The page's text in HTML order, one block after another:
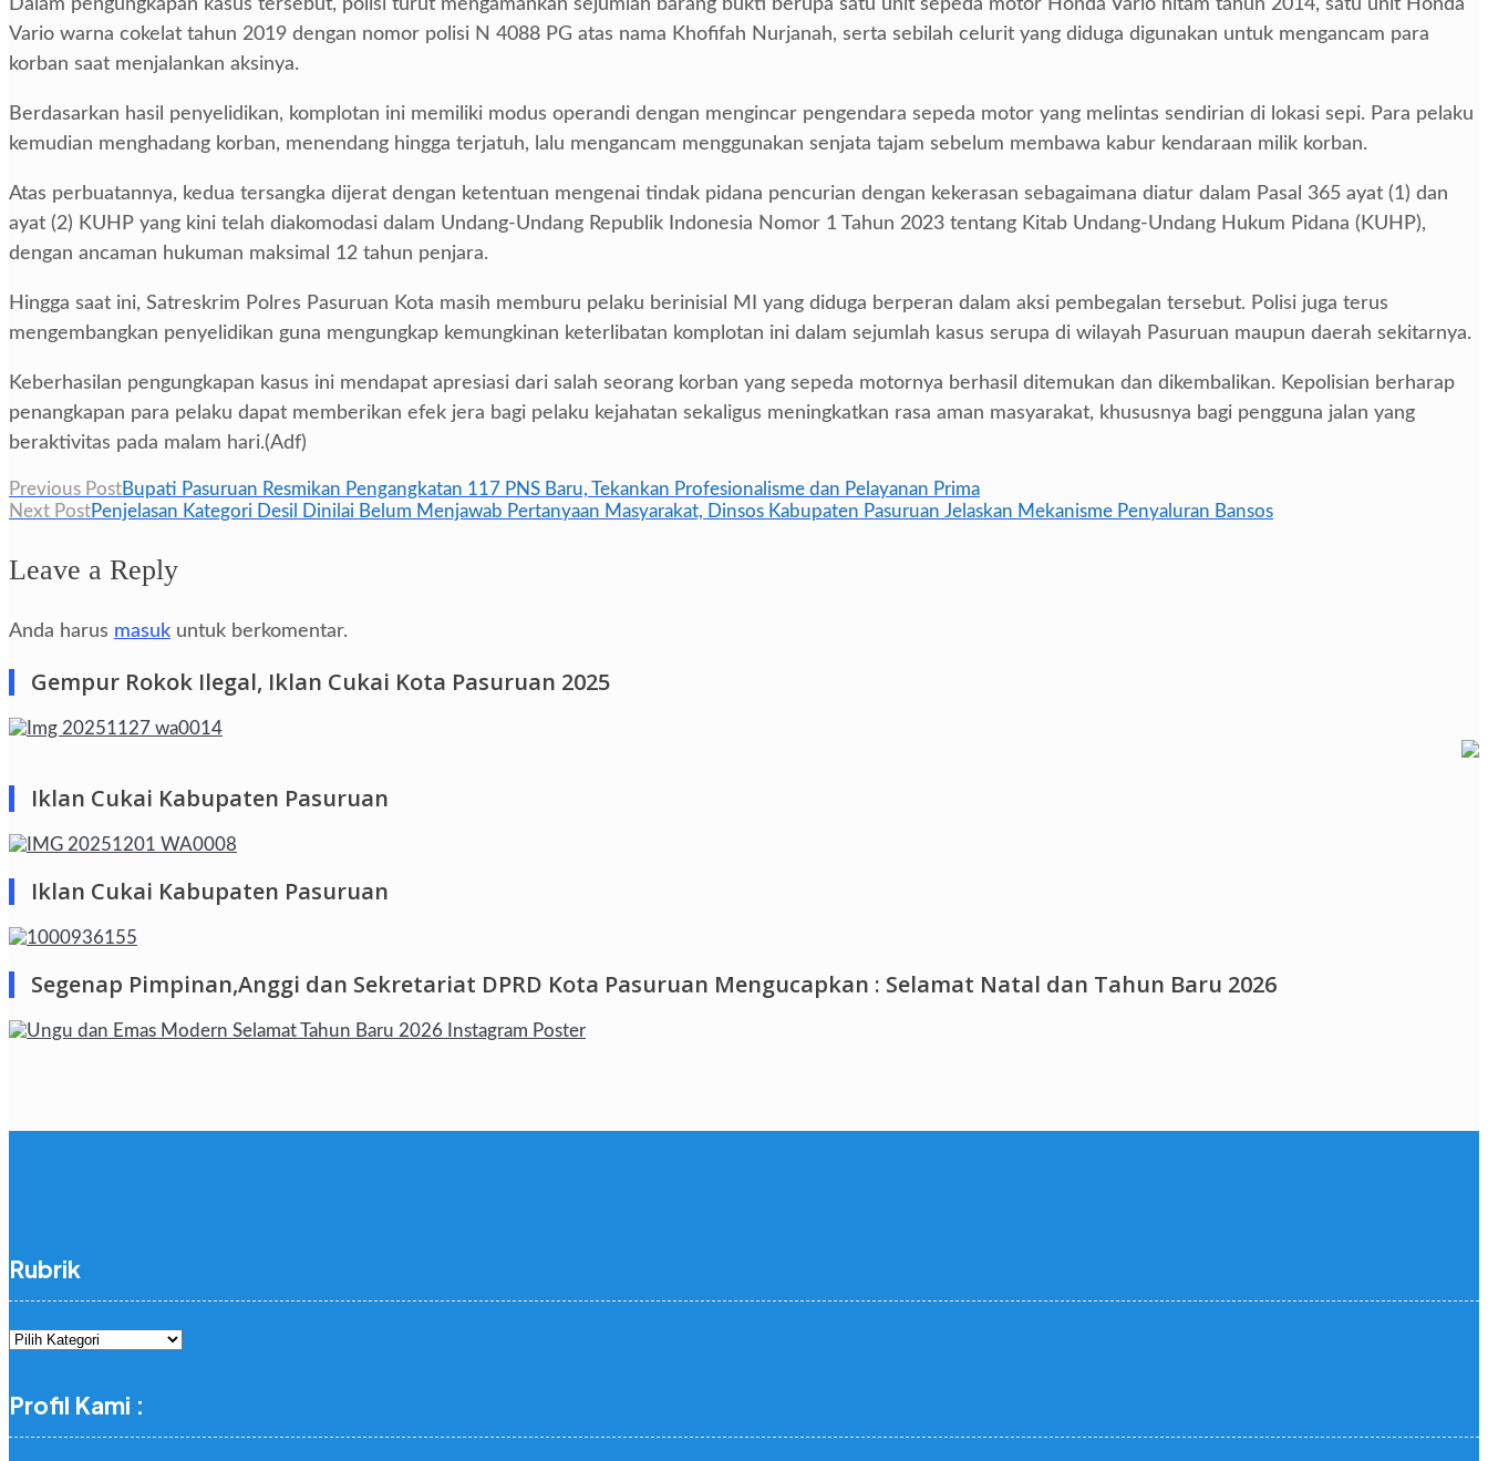
Dalam pengungkapan kasus tersebut, polisi turut mengamankan sejumlah barang bukti berupa satu unit sepeda motor Honda Vario hitam tahun 2014, satu unit Honda
Vario warna cokelat tahun 2019 dengan nomor polisi N 4088 PG atas nama Khofifah Nurjanah, serta sebilah celurit yang diduga digunakan untuk mengancam para
korban saat menjalankan aksinya.
Berdasarkan hasil penyelidikan, komplotan ini memiliki modus operandi dengan mengincar pengendara sepeda motor yang melintas sendirian di lokasi sepi. Para pelaku
kemudian menghadang korban, menendang hingga terjatuh, lalu mengancam menggunakan senjata tajam sebelum membawa kabur kendaraan milik korban.
Atas perbuatannya, kedua tersangka dijerat dengan ketentuan mengenai tindak pidana pencurian dengan kekerasan sebagaimana diatur dalam Pasal 365 ayat (1) dan
ayat (2) KUHP yang kini telah diakomodasi dalam Undang-Undang Republik Indonesia Nomor 1 Tahun 2023 tentang Kitab Undang-Undang Hukum Pidana (KUHP),
dengan ancaman hukuman maksimal 12 tahun penjara.
Hingga saat ini, Satreskrim Polres Pasuruan Kota masih memburu pelaku berinisial MI yang diduga berperan dalam aksi pembegalan tersebut. Polisi juga terus
mengembangkan penyelidikan guna mengungkap kemungkinan keterlibatan komplotan ini dalam sejumlah kasus serupa di wilayah Pasuruan maupun daerah sekitarnya.
Keberhasilan pengungkapan kasus ini mendapat apresiasi dari salah seorang korban yang sepeda motornya berhasil ditemukan dan dikembalikan. Kepolisian berharap
penangkapan para pelaku dapat memberikan efek jera bagi pelaku kejahatan sekaligus meningkatkan rasa aman masyarakat, khususnya bagi pengguna jalan yang
beraktivitas pada malam hari.(Adf)
Navigasi
Previous PostBupati Pasuruan Resmikan Pengangkatan 117 PNS Baru, Tekankan Profesionalisme dan Pelayanan Prima
Next PostPenjelasan Kategori Desil Dinilai Belum Menjawab Pertanyaan Masyarakat, Dinsos Kabupaten Pasuruan Jelaskan Mekanisme Penyaluran Bansos
Leave a Reply
Anda harus masuk untuk berkomentar.
Gempur Rokok Ilegal, Iklan Cukai Kota Pasuruan 2025
Iklan Cukai Kabupaten Pasuruan
Iklan Cukai Kabupaten Pasuruan
Segenap Pimpinan,Anggi dan Sekretariat DPRD Kota Pasuruan Mengucapkan : Selamat Natal dan Tahun Baru 2026
Rubrik
Rubrik
Profil Kami :